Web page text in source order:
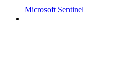
Microsoft Sentinel